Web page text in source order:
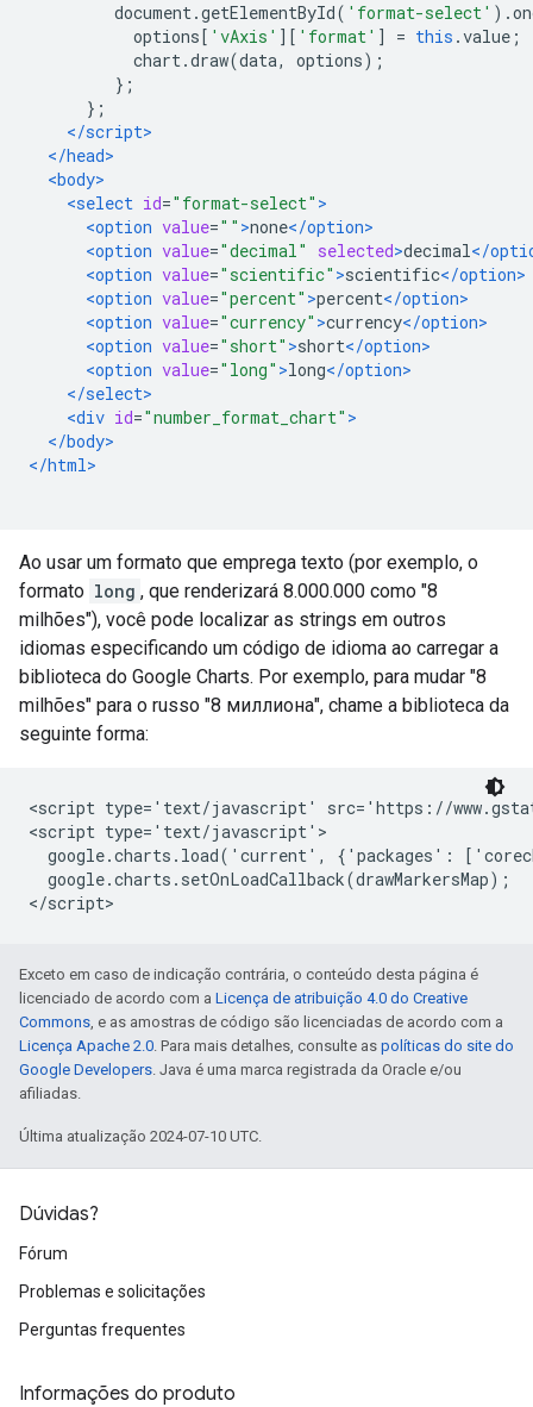
document.getElementById( 'format-select' ).
options[ 'vAxis' ][ 'format' ] = this .value ;
chart.draw(data, options);
};
};
</script>
</head>
<body>
<select id="format-select" >
<option value="" >none</option>
<option value="decimal" selected>decimal</
<option value="scientific" >scientific</option>
<option value="percent" >percent</option>
<option value="currency" >currency</option>
<option value="short" >short</option>
<option value="long" >long</option>
</select>
<div id="number_format_chart" >
</body>
</html>
Ao usar um formato que emprega texto (por exemplo, o
formato long , que renderizará 8.000.000 como "8
milhões"), você pode localizar as strings em outros
idiomas especificando um código de idioma ao carregar a
biblioteca do Google Charts. Por exemplo, para mudar "8
milhões" para o russo "8 миллиона", chame a biblioteca da
seguinte forma:
<script type='text/javascript' src='https://
<script type='text/javascript'>
google.charts.load('current', {'packages':
  google.charts.setOnLoadCallback(drawMarkersMap);
Exceto em caso de indicação contrária, o conteúdo desta página é
licenciado de acordo com a Licença de atribuição 4.0 do Creative
Commons, e as amostras de código são licenciadas de acordo com a
Licença Apache 2.0. Para mais detalhes, consulte as políticas do site do
Google Developers. Java é uma marca registrada da Oracle e/ou
afiliadas.
Última atualização 2024-07-10 UTC.
Dúvidas?
Fórum
Problemas e solicitações
Perguntas frequentes
Informações do produto